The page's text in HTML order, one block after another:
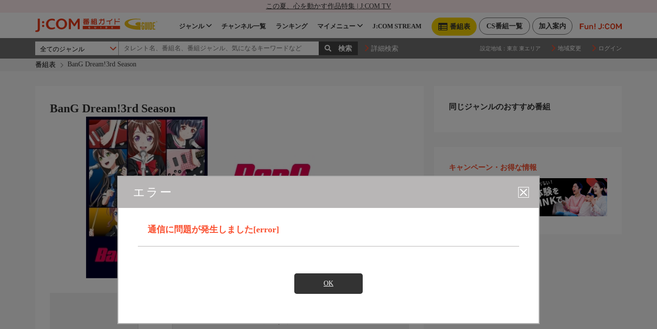
この夏、心を動かす作品特集 | J:COM TV
加入案内
CS番組一覧
番組表
ジャンル チャンネル一覧 ランキング マイメニュー J:COM STREAM
詳細検索 設定地域： 東京 東エリア 地域変更 ログイン
番組表 BanG Dream!3rd Season
エラー
通信に問題が発生しました[error]
OK
BanG Dream!3rd Season 同じジャンルのおすすめ番組
キャンペーン・お得な情報